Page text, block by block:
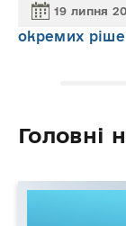
19 липня
окремих
Головні